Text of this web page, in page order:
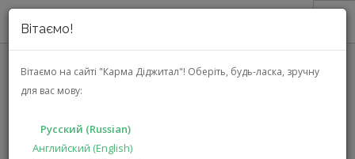
Вітаємо!
Вітаємо на сайті "Карма Діджитал"! Оберіть, будь-ласка, зручну
для вас мову:
Русский (Russian)
Английский (English)
О НАС
АКЦИИ
РЕШЕНИЯ